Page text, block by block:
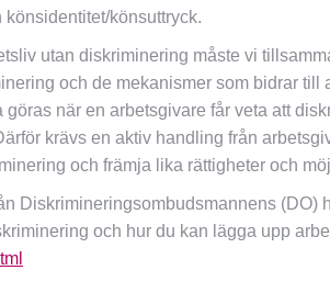
könsuttryck.
utan diskriminering måste vi
och de mekanismer som bidrar till
göras när en arbetsgivare får veta att
krävs en aktiv handling från
och främja lika rättigheter och
Diskrimineringsombudsmannens (DO)
och hur du kan lägga upp